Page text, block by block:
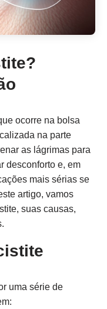
ocorre na bolsa
na parte
as lágrimas para
desconforto e, em
mais sérias se
artigo, vamos
suas causas,
uma série de